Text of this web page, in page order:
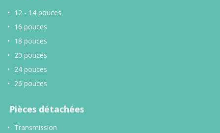
12 - 14 pouces
16 pouces
18 pouces
20 pouces
24 pouces
26 pouces
Pièces détachées
Transmission